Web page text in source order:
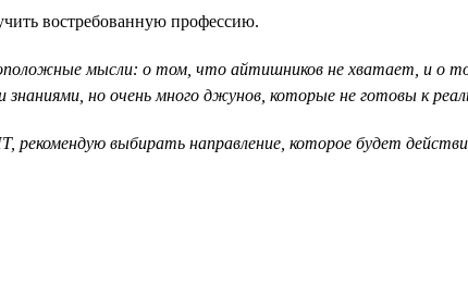
востребованную профессию.
мысли: о том, что айтишников не хватает, и о
но очень много джунов, которые не готовы к
рекомендую выбирать направление, которое будет